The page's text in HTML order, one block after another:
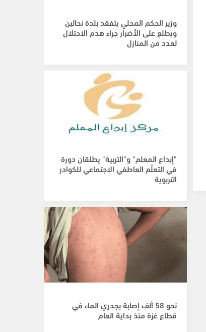
وزير الحكم المحلي يتفقد بلدة نحالين
ويطلع على الأضرار جراء هدم الاحتلال
لعدد من المنازل
"إبداع المعلم" و"التربية" يطلقان دورة
في التعلّم العاطفي الاجتماعي للكوادر
التربوية
نحو 58 ألف إصابة بجدري الماء في
قطاع غزة منذ بداية العام